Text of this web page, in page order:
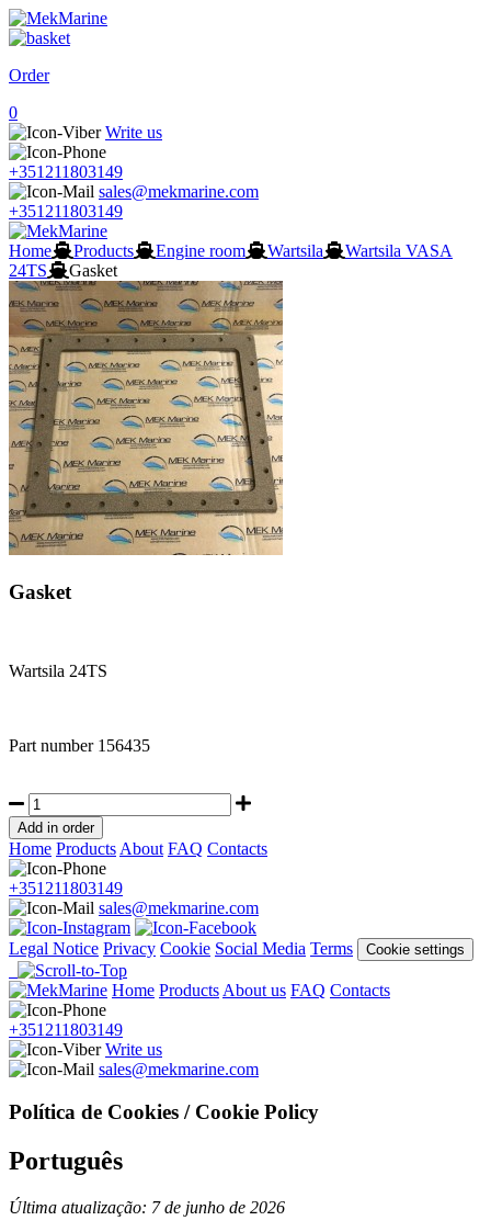
Order
0
Write us
+351211803149
sales@mekmarine.com
+351211803149
Home Products Engine room Wartsila
Wartsila VASA
24TS
Gasket
Gasket
Wartsila 24TS
Part number 156435
Home ProductsAbout FAQ Contacts
+351211803149
sales@mekmarine.com
Legal Notice Privacy Cookie Social Media Terms Cookie settings
Home ProductsAbout us FAQ Contacts
+351211803149
Write us
sales@mekmarine.com
Política de Cookies / Cookie Policy
Português
Última atualização: 7 de junho de 2026